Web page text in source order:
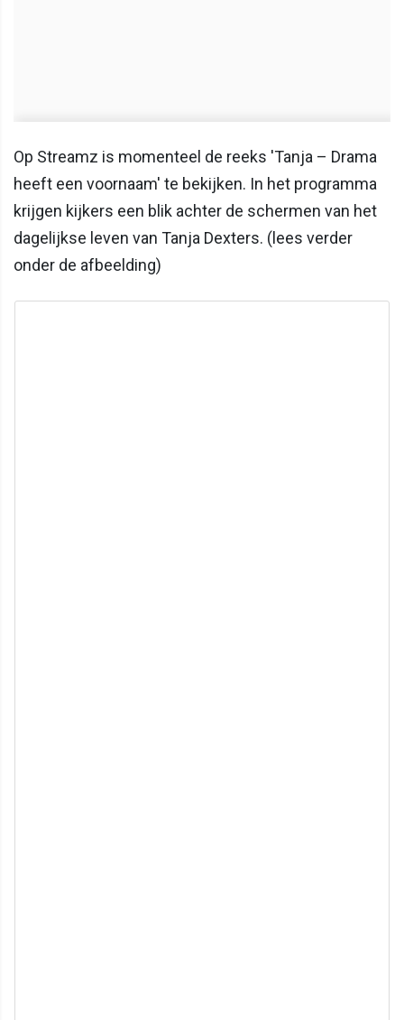
Op Streamz is momenteel de reeks 'Tanja – Drama
heeft een voornaam' te bekijken. In het programma
krijgen kijkers een blik achter de schermen van het
dagelijkse leven van Tanja Dexters. (lees verder
onder de afbeelding)